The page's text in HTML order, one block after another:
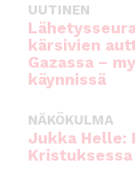
UUTINEN
kärsivien
Gazassa –
käynnissä
NÄKÖKULMA
Jukka Helle:
Kristuksessa